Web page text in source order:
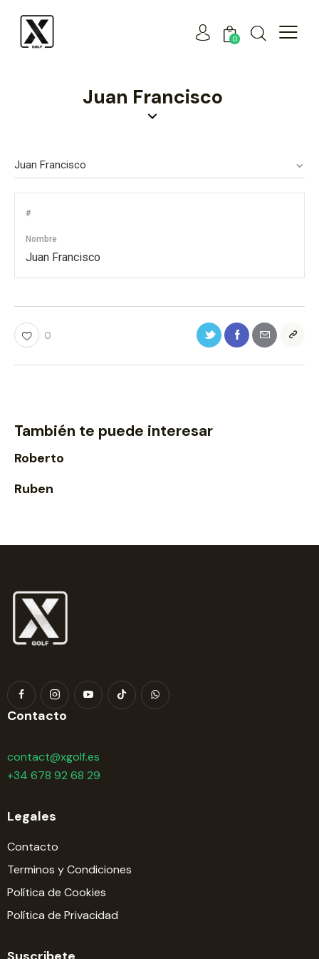
0
Juan Francisco
#
Nombre
Juan Francisco
0
También te puede interesar
Roberto
Ruben
Contacto
contact@xgolf.es
+34 678 92 68 29
Legales
Contacto
Terminos y Condiciones
Política de Cookies
Política de Privacidad